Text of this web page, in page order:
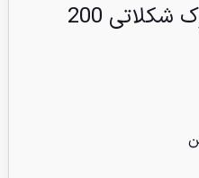
بیسکویت رولی بامبوک شکلاتی 200